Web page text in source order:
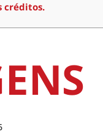
créditos.